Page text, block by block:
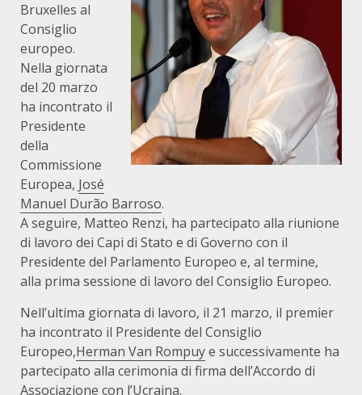
Bruxelles al
Consiglio
europeo.
Nella giornata
del 20 marzo
ha incontrato il
Presidente
della
Commissione
Europea, José
Manuel Durão Barroso.
A seguire, Matteo Renzi, ha partecipato alla riunione
di lavoro dei Capi di Stato e di Governo con il
Presidente del Parlamento Europeo e, al termine,
alla prima sessione di lavoro del Consiglio Europeo.
Nell’ultima giornata di lavoro, il 21 marzo, il premier
ha incontrato il Presidente del Consiglio
Europeo,Herman Van Rompuye successivamente ha
partecipato alla cerimonia di firma dell’Accordo di
Associazione con l’Ucraina.